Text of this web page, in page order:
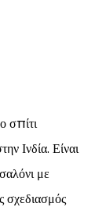
σπίτι
Ινδία. Είναι
με
σχεδιασμός